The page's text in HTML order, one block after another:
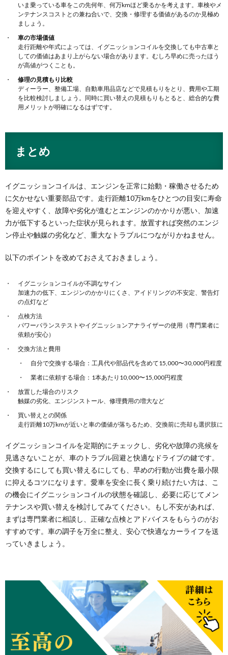
いま乗っている車をこの先何年、何万kmほど乗るかを考えます。車検やメ
ンテナンスコストとの兼ね合いで、交換・修理する価値があるのか見極め
ましょう。
車の市場価値
走行距離や年式によっては、イグニッションコイルを交換しても中古車と
しての価値はあまり上がらない場合があります。むしろ早めに売ったほう
が高値がつくことも。
修理の見積もり比較
ディーラー、整備工場、自動車用品店などで見積もりをとり、費用や工期
を比較検討しましょう。同時に買い替えの見積もりもとると、総合的な費
用メリットが明確になるはずです。
まとめ
イグニッションコイルは、エンジンを正常に始動・稼働させるため
に欠かせない重要部品です。走行距離10万kmをひとつの目安に寿命
を迎えやすく、故障や劣化が進むとエンジンのかかりが悪い、加速
力が低下するといった症状が見られます。放置すれば突然のエンジ
ン停止や触媒の劣化など、重大なトラブルにつながりかねません。
以下のポイントを改めておさえておきましょう。
イグニッションコイルが不調なサイン
加速力の低下、エンジンのかかりにくさ、アイドリングの不安定、警告灯
の点灯など
点検方法
パワーバランステストやイグニッションアナライザーの使用（専門業者に
依頼が安心）
交換方法と費用
自分で交換する場合：工具代や部品代を含めて15,000〜30,000円程度
業者に依頼する場合：1本あたり10,000〜15,000円程度
放置した場合のリスク
触媒の劣化、エンジンストール、修理費用の増大など
買い替えとの関係
走行距離10万kmが近いと車の価値が落ちるため、交換前に売却も選択肢に
イグニッションコイルを定期的にチェックし、劣化や故障の兆候を
見逃さないことが、車のトラブル回避と快適なドライブの鍵です。
交換するにしても買い替えるにしても、早めの行動が出費を最小限
に抑えるコツになります。愛車を安全に長く乗り続けたい方は、こ
の機会にイグニッションコイルの状態を確認し、必要に応じてメン
テナンスや買い替えを検討してみてください。もし不安があれば、
まずは専門業者に相談し、正確な点検とアドバイスをもらうのがお
すすめです。車の調子を万全に整え、安心で快適なカーライフを送
っていきましょう。